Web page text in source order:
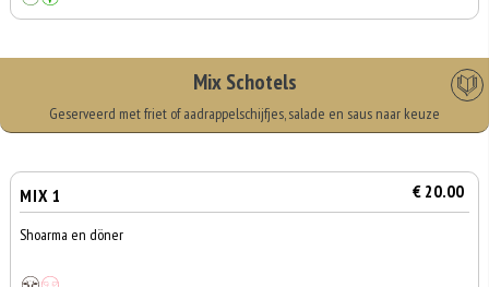
Mix Schotels
Geserveerd met friet of aadrappelschijfjes, salade en saus naar keuze
MIX 1 € 20.00
Shoarma en döner